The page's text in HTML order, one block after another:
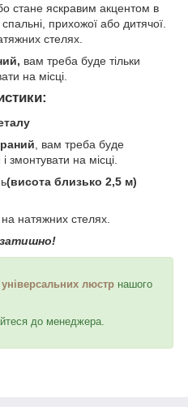
стане яскравим акцентом в
прихожої або дитячої.
стелях.
вам треба буде тільки
на місці.
, вам треба буде
змонтувати на місці.
(висота близько 2,5 м)
натяжних стелях.
універсальних люстр нашого
до менеджера.